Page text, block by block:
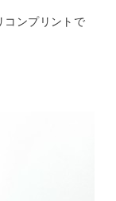
コンプリントで